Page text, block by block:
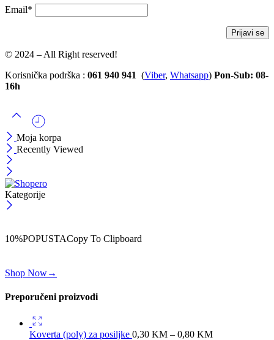
Email*
© 2024 – All Right reserved!
Korisnička podrška : 061 940 941 (Viber, Whatsapp) Pon-Sub: 08-
16h
Moja korpa
Recently Viewed
Kategorije
10%POPUSTACopy To Clipboard
Shop Now→
Preporučeni proizvodi
Koverta (poly) za posiljke 0,30 KM – 0,80 KM